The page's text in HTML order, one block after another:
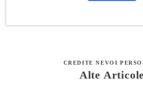
CREDITE NEVOI
Alte